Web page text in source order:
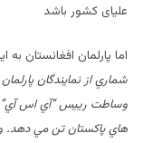
علیای کشور باشد
اما پارلمان افغانستان
شماري از نمايندگان
وساطت رييس “آي اس
هاي پاکستان تن مي دهد.